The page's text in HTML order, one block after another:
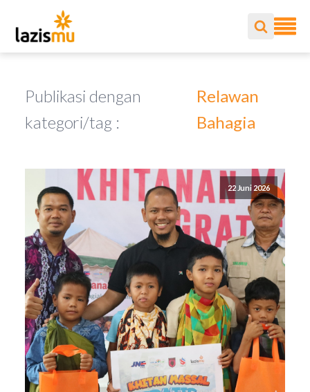
Publikasi dengan
kategori/tag :
Relawan
Bahagia
22 Juni 2026